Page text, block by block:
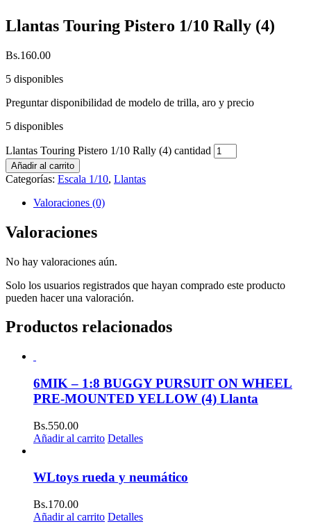
Llantas Touring Pistero 1/10 Rally (4)
Bs.160.00
5 disponibles
Preguntar disponibilidad de modelo de trilla, aro y precio
5 disponibles
Llantas Touring Pistero 1/10 Rally (4) cantidad
Añadir al carrito
Categorías: Escala 1/10, Llantas
Valoraciones (0)
Valoraciones
No hay valoraciones aún.
Solo los usuarios registrados que hayan comprado este producto
pueden hacer una valoración.
Productos relacionados
6MIK – 1:8 BUGGY PURSUIT ON WHEEL
PRE-MOUNTED YELLOW (4) Llanta
Bs.550.00
Añadir al carrito Detalles
WLtoys rueda y neumático
Bs.170.00
Añadir al carrito Detalles